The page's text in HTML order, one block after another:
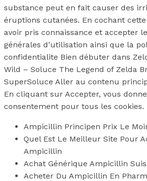
substance peut en fait causer des
éruptions cutanées. En cochant
avoir pris connaissance et accepter
générales d’utilisation ainsi que la
confidentialite Bien débuter dans
Wild – Soluce The Legend of Zelda
SuperSoluce Aller au contenu
En cliquant sur Accepter, vous
consentement pour tous les cookies.
Ampicillin Principen Prix Le
Quel Est Le Meilleur Site Pour
Ampicillin
Achat Générique Ampicillin
Acheter Du Ampicillin En